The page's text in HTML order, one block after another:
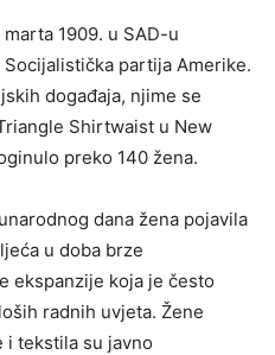
1909. u SAD-u
partija Amerike.
događaja, njime se
Shirtwaist u New
preko 140 žena.
dana žena pojavila
u doba brze
ekspanzije koja je često
radnih uvjeta. Žene
i tekstila su javno